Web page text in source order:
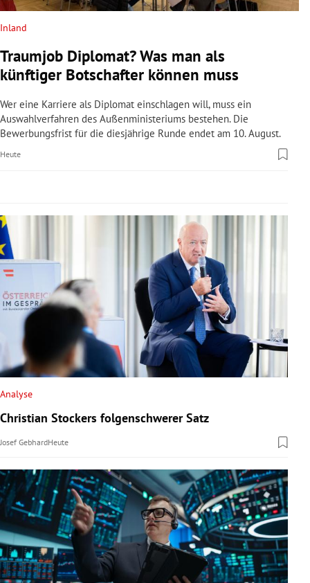
Untermenü
Untermenü
Untermenü
Untermenü
Untermenü
Inland
Traumjob Diplomat? Was man als
künftiger Botschafter können muss
Wer eine Karriere als Diplomat einschlagen will, muss ein
Auswahlverfahren des Außenministeriums bestehen. Die
Bewerbungsfrist für die diesjährige Runde endet am 10. August.
Heute
Analyse
Christian Stockers folgenschwerer Satz
Josef GebhardHeute